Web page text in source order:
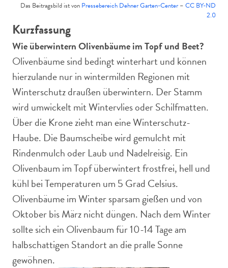
Das Beitragsbild ist von Pressebereich Dehner Garten-Center– CC BY-ND
2.0
Kurzfassung
Wie überwintern Olivenbäume im Topf und Beet?
Olivenbäume sind bedingt winterhart und können
hierzulande nur in wintermilden Regionen mit
Winterschutz draußen überwintern. Der Stamm
wird umwickelt mit Wintervlies oder Schilfmatten.
Über die Krone zieht man eine Winterschutz-
Haube. Die Baumscheibe wird gemulcht mit
Rindenmulch oder Laub und Nadelreisig. Ein
Olivenbaum im Topf überwintert frostfrei, hell und
kühl bei Temperaturen um 5 Grad Celsius.
Olivenbäume im Winter sparsam gießen und von
Oktober bis März nicht düngen. Nach dem Winter
sollte sich ein Olivenbaum für 10-14 Tage am
halbschattigen Standort an die pralle Sonne
gewöhnen.